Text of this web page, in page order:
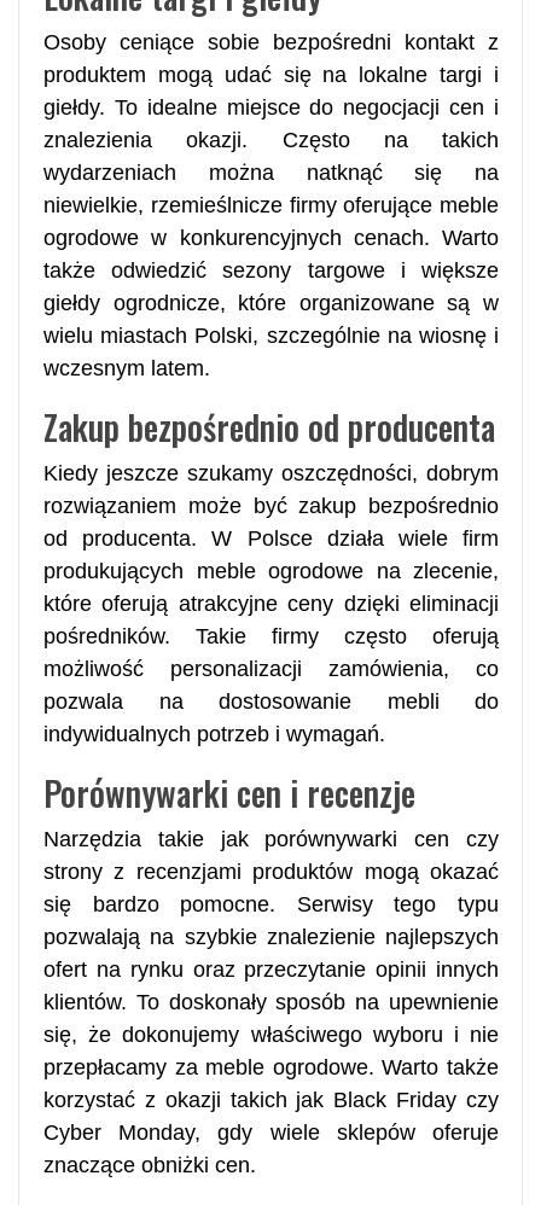
Osoby ceniące sobie bezpośredni kontakt z
produktem mogą udać się na lokalne targi i
giełdy. To idealne miejsce do negocjacji cen i
znalezienia okazji. Często na takich
wydarzeniach można natknąć się na
niewielkie, rzemieślnicze firmy oferujące meble
ogrodowe w konkurencyjnych cenach. Warto
także odwiedzić sezony targowe i większe
giełdy ogrodnicze, które organizowane są w
wielu miastach Polski, szczególnie na wiosnę i
wczesnym latem.
Zakup bezpośrednio od producenta
Kiedy jeszcze szukamy oszczędności, dobrym
rozwiązaniem może być zakup bezpośrednio
od producenta. W Polsce działa wiele firm
produkujących meble ogrodowe na zlecenie,
które oferują atrakcyjne ceny dzięki eliminacji
pośredników. Takie firmy często oferują
możliwość personalizacji zamówienia, co
pozwala na dostosowanie mebli do
indywidualnych potrzeb i wymagań.
Porównywarki cen i recenzje
Narzędzia takie jak porównywarki cen czy
strony z recenzjami produktów mogą okazać
się bardzo pomocne. Serwisy tego typu
pozwalają na szybkie znalezienie najlepszych
ofert na rynku oraz przeczytanie opinii innych
klientów. To doskonały sposób na upewnienie
się, że dokonujemy właściwego wyboru i nie
przepłacamy za meble ogrodowe. Warto także
korzystać z okazji takich jak Black Friday czy
Cyber Monday, gdy wiele sklepów oferuje
znaczące obniżki cen.